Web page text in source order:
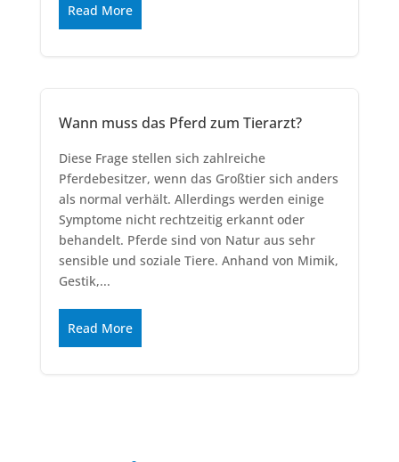
Read More
Wann muss das Pferd zum Tierarzt?
Diese Frage stellen sich zahlreiche
Pferdebesitzer, wenn das Großtier sich anders
als normal verhält. Allerdings werden einige
Symptome nicht rechtzeitig erkannt oder
behandelt. Pferde sind von Natur aus sehr
sensible und soziale Tiere. Anhand von Mimik,
Gestik,...
Read More